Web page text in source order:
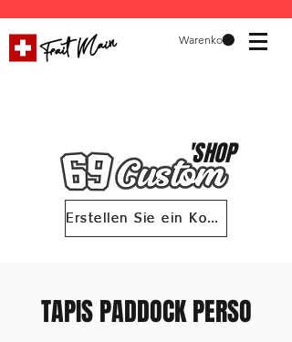
Warenkorb
Erstellen Sie ein Konto 69 Custom
'SHOP
Erstellen Sie ein Konto 69 Custom
TAPIS PADDOCK PERSO